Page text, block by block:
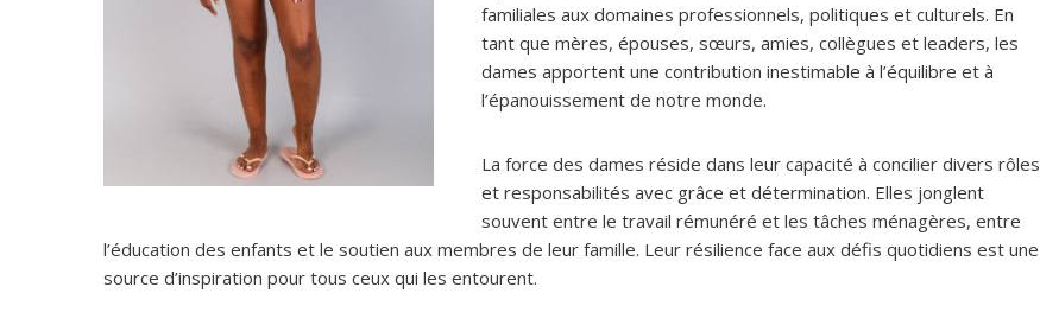
familiales aux domaines professionnels, politiques et culturels. En
tant que mères, épouses, sœurs, amies, collègues et leaders, les
dames apportent une contribution inestimable à l’équilibre et à
l’épanouissement de notre monde.
La force des dames réside dans leur capacité à concilier divers rôles
et responsabilités avec grâce et détermination. Elles jonglent
souvent entre le travail rémunéré et les tâches ménagères, entre
l’éducation des enfants et le soutien aux membres de leur famille. Leur résilience face aux défis quotidiens est une
source d’inspiration pour tous ceux qui les entourent.